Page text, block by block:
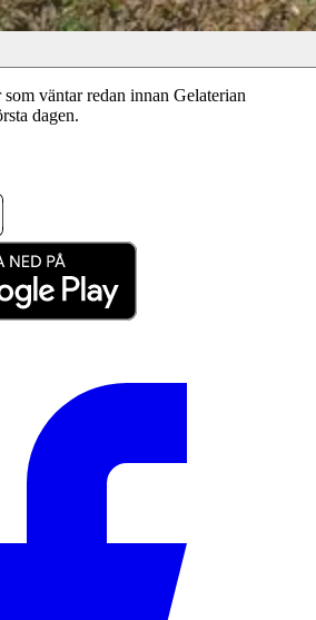
väntar redan innan Gelaterian
dagen.